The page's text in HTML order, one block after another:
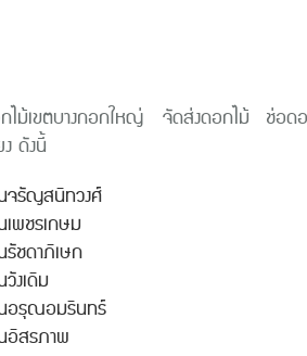
ไม้เขตบางกอกใหญ่ จัดส่งดอกไม้ ช่อดอ
ดังนี้
จรัญสนิทวงศ์
พชรเกษม
ชดาภิเษก
งเดิม
อรุณอมรินทร์
สรภาพ